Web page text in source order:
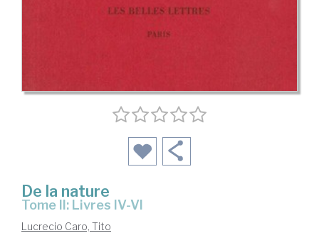
De la nature
Tome II: Livres IV-VI
Lucrecio Caro, Tito